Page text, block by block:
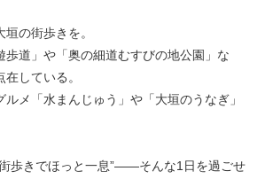
の街歩きを。
歩道」や「奥の細道むすびの地公園」な
している。
メ「水まんじゅう」や「大垣のうなぎ」
歩きでほっと一息”――そんな1日を過ごせ